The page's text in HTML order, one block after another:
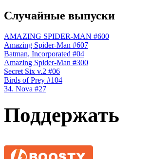
Случайные выпуски
AMAZING SPIDER-MAN #600
Amazing Spider-Man #607
Batman, Incorporated #04
Amazing Spider-Man #300
Secret Six v.2 #06
Birds of Prey #104
34. Nova #27
Поддержать